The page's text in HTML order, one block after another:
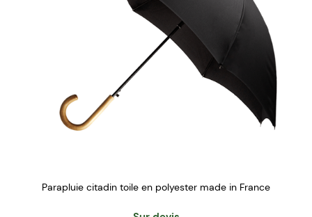
Parapluie citadin toile en polyester made in France